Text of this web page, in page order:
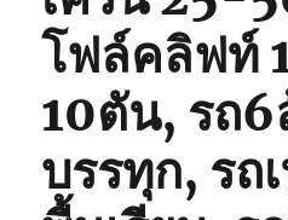
โฟล์คลิฟท์
10ตัน, รถ
บรรทุก, รถ